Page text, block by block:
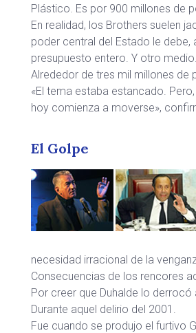
Plástico. Es por 900 millones de
En realidad, los Brothers suelen
poder central del Estado le debe,
presupuesto entero. Y otro
Alrededor de tres mil millones de
«El tema estaba estancado.
hoy comienza a moverse»,
El Golpe
necesidad irracional de la
Consecuencias de los rencores
Por creer que Duhalde lo derrocó
Durante aquel delirio del 2001.
Fue cuando se produjo el furtivo